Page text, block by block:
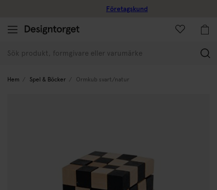
Företagskund
Hem Spel & Böcker Ormkub svart/natur